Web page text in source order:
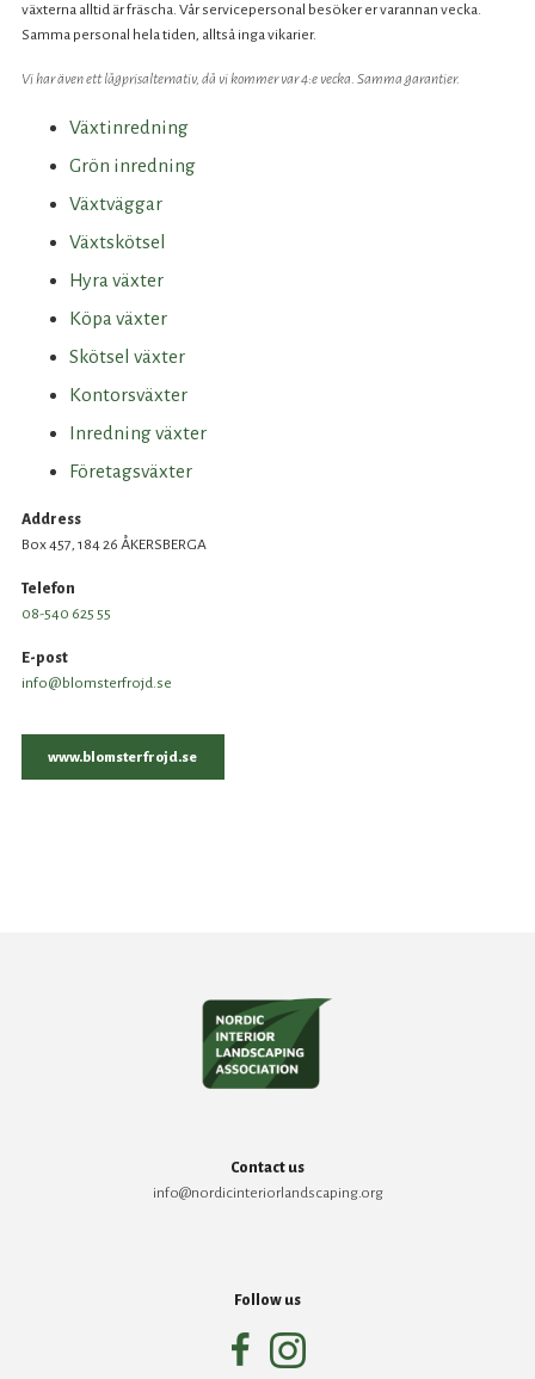
växterna alltid är fräscha. Vår servicepersonal besöker er varannan vecka.
Samma personal hela tiden, alltså inga vikarier.
Vi har även ett lågprisalternativ, då vi kommer var 4:e vecka. Samma garantier.
Växtinredning
Grön inredning
Växtväggar
Växtskötsel
Hyra växter
Köpa växter
Skötsel växter
Kontorsväxter
Inredning växter
Företagsväxter
Address
Box 457, 184 26 ÅKERSBERGA
Telefon
08-540 625 55
E-post
info@blomsterfrojd.se
www.blomsterfrojd.se
Contact us
info@nordicinteriorlandscaping.org
Follow us